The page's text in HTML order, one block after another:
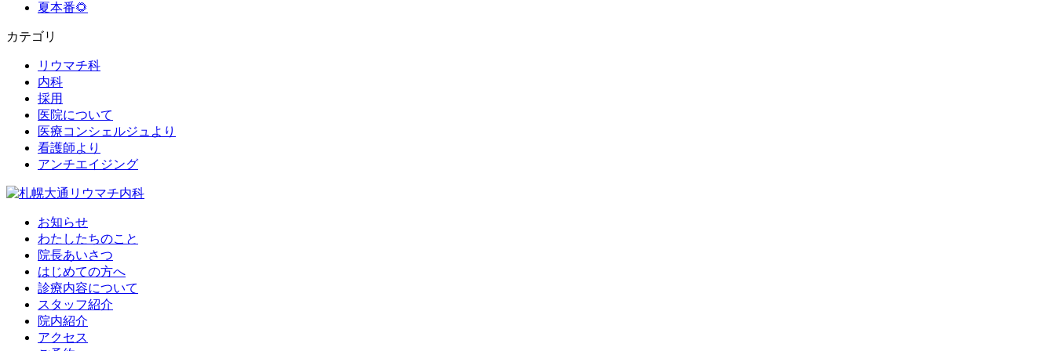
夏本番🌻
カテゴリ
リウマチ科
内科
採用
医院について
医療コンシェルジュより
看護師より
アンチエイジング
お知らせ
わたしたちのこと
院長あいさつ
はじめての方へ
診療内容について
スタッフ紹介
院内紹介
アクセス